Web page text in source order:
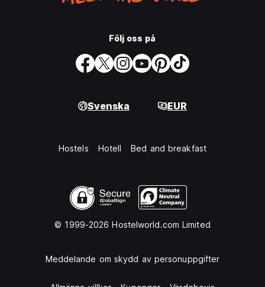
Följ oss på
Svenska EUR
Hostels Hotell Bed and breakfast
© 1999-2026 Hostelworld.com Limited
Meddelande om skydd av personuppgifter